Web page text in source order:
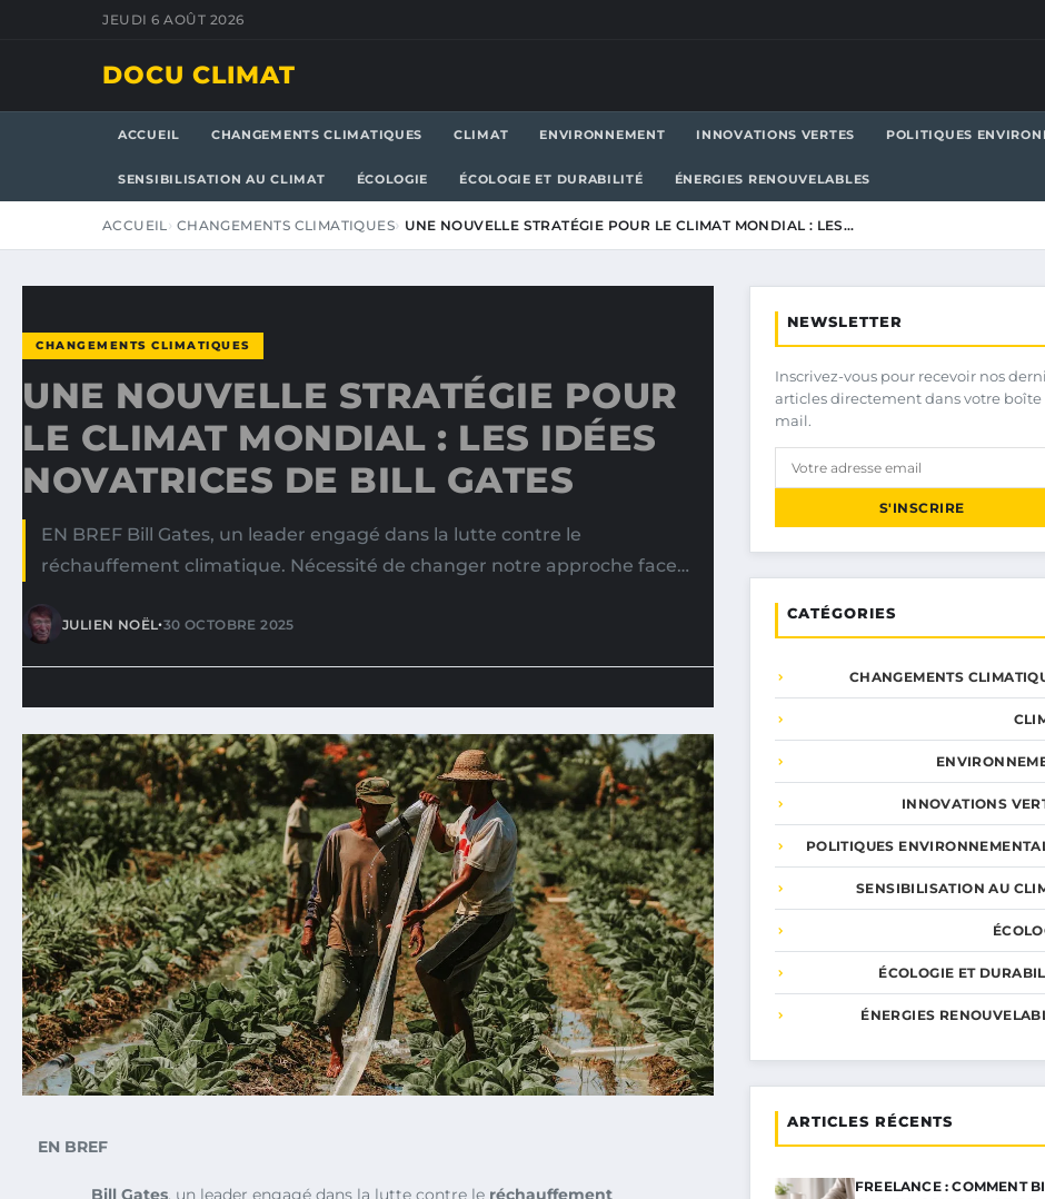
JEUDI 6 AOÛT 2026
DOCU CLIMAT
ACCUEIL CHANGEMENTS CLIMATIQUES CLIMAT ENVIRONNEMENT INNOVATIONS VERTES POLITIQUES
SENSIBILISATION AU CLIMAT ÉCOLOGIE ÉCOLOGIE ET DURABILITÉ ÉNERGIES RENOUVELABLES
ACCUEIL CHANGEMENTS CLIMATIQUES UNE NOUVELLE STRATÉGIE POUR LE CLIMAT MONDIAL : LES…
CHANGEMENTS CLIMATIQUES
UNE NOUVELLE STRATÉGIE POUR
LE CLIMAT MONDIAL : LES IDÉES
NOVATRICES DE BILL GATES
EN BREF Bill Gates, un leader engagé dans la lutte contre le
réchauffement climatique. Nécessité de changer notre approche face…
JULIEN NOËL•30 OCTOBRE 2025
EN BREF
Bill Gates, un leader engagé dans la lutte contre le réchauffement
NEWSLETTER
Inscrivez-vous pour recevoir nos
articles directement dans votre boîte
mail.
S'INSCRIRE
CATÉGORIES
CHANGEMENTS
INNOVATIONS
POLITIQUES
SENSIBILISATION AU
ÉCOLOGIE ET
ÉNERGIES
ARTICLES RÉCENTS
FREELANCE : COMMENT